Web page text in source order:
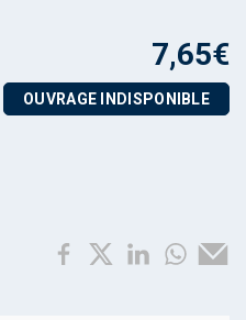
7,65€
OUVRAGE INDISPONIBLE